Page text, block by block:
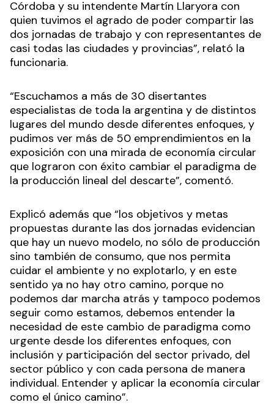
Córdoba y su intendente Martín Llaryora con
quien tuvimos el agrado de poder compartir las
dos jornadas de trabajo y con representantes de
casi todas las ciudades y provincias”, relató la
funcionaria.
“Escuchamos a más de 30 disertantes
especialistas de toda la argentina y de distintos
lugares del mundo desde diferentes enfoques, y
pudimos ver más de 50 emprendimientos en la
exposición con una mirada de economía circular
que lograron con éxito cambiar el paradigma de
la producción lineal del descarte”, comentó.
Explicó además que “los objetivos y metas
propuestas durante las dos jornadas evidencian
que hay un nuevo modelo, no sólo de producción
sino también de consumo, que nos permita
cuidar el ambiente y no explotarlo, y en este
sentido ya no hay otro camino, porque no
podemos dar marcha atrás y tampoco podemos
seguir como estamos, debemos entender la
necesidad de este cambio de paradigma como
urgente desde los diferentes enfoques, con
inclusión y participación del sector privado, del
sector público y con cada persona de manera
individual. Entender y aplicar la economía circular
como el único camino”.